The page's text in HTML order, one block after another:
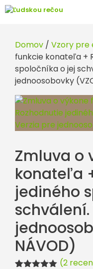
Preskočiť
Domov / Vzory pre
funkcie konateľa +
spoločníka o jej
jednoosobovky
Zmluva o
konateľa
jediného
NÁVOD)
(2